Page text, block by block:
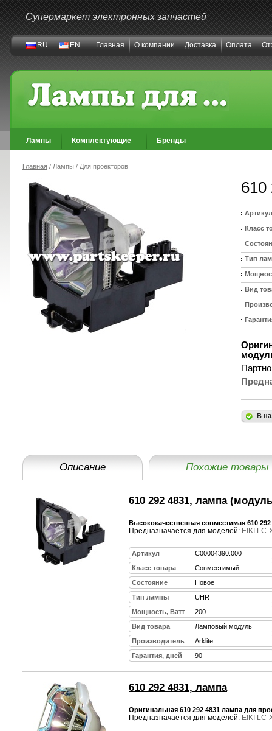
Супермаркет электронных запчастей
RU EN Главная О компании Доставка Оплата
Лампы Комплектующие Бренды
Главная / Лампы / Для проекторов
610
Класс
Тип
Вид
В
Описание Похожие товары
610 292 4831, лампа
Высококачественная совместимая 610
Предназначается для моделей: EIKI LC-
Артикул
C00004390.000
Класс товара
Совместимый
Состояние
Новое
Тип лампы
UHR
Мощность, Ватт
200
Вид товара
Ламповый модуль
Производитель
Arklite
Гарантия, дней
90
610 292 4831, лампа
Оригинальная 610 292 4831 лампа для
Предназначается для моделей: EIKI LC-